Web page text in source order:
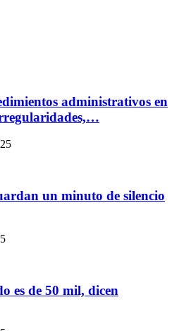
administrativos en
un minuto de silencio
es de 50 mil, dicen